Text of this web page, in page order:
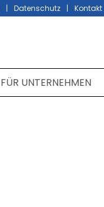
Datenschutz Kontakt
FÜR UNTERNEHMEN